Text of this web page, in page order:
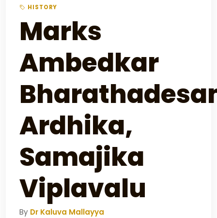
HISTORY
Marks
Ambedkar
Ardhika,
Samajika
Viplavalu
By Dr Kaluva Mallayya